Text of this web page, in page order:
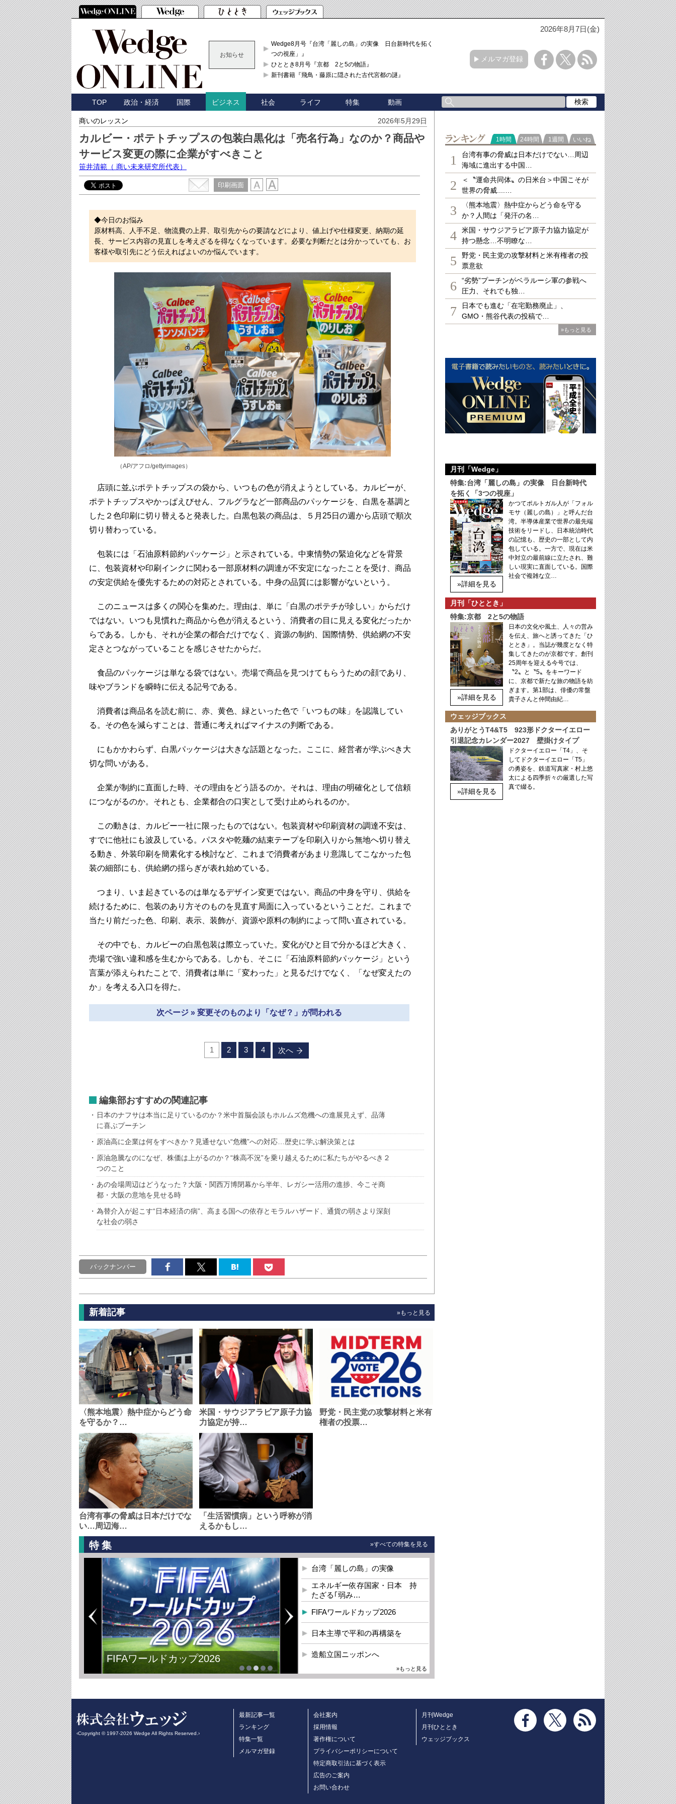
2026年8月7日(金)
お知らせ
Wedge8月号『台湾「麗しの島」の実像 日台新時代を拓く「3
つの視座」』
ひととき8月号『京都 2と5の物語』
新刊書籍『飛鳥・藤原に隠された古代宮都の謎』
メルマガ登録
TOP 政治・経済 国際 ビジネス 社会 ライフ 特集 動画
商いのレッスン 2026年5月29日
カルビー・ポテトチップスの包装白黒化は「売名行為」なのか？商品や
サービス変更の際に企業がすべきこと
笹井清範 （ 商い未来研究所代表）
印刷画面
◆今日のお悩み
原材料高、人手不足、物流費の上昇、取引先からの要請などにより、値上げや仕様変更、納期の延
長、サービス内容の見直しを考えざるを得なくなっています。必要な判断だとは分かっていても、お
客様や取引先にどう伝えればよいのか悩んでいます。
（AP/アフロ/gettyimages）
店頭に並ぶポテトチップスの袋から、いつもの色が消えようとしている。カルビーが、
ポテトチップスやかっぱえびせん、フルグラなど一部商品のパッケージを、白黒を基調と
した２色印刷に切り替えると発表した。白黒包装の商品は、５月25日の週から店頭で順次
切り替わっている。
包装には「石油原料節約パッケージ」と示されている。中東情勢の緊迫化などを背景
に、包装資材や印刷インクに関わる一部原材料の調達が不安定になったことを受け、商品
の安定供給を優先するための対応とされている。中身の品質には影響がないという。
このニュースは多くの関心を集めた。理由は、単に「白黒のポテチが珍しい」からだけ
ではない。いつも見慣れた商品から色が消えるという、消費者の目に見える変化だったか
らである。しかも、それが企業の都合だけでなく、資源の制約、国際情勢、供給網の不安
定さとつながっていることを感じさせたからだ。
食品のパッケージは単なる袋ではない。売場で商品を見つけてもらうための顔であり、
味やブランドを瞬時に伝える記号である。
消費者は商品名を読む前に、赤、黄色、緑といった色で「いつもの味」を認識してい
る。その色を減らすことは、普通に考えればマイナスの判断である。
にもかかわらず、白黒パッケージは大きな話題となった。ここに、経営者が学ぶべき大
切な問いがある。
企業が制約に直面した時、その理由をどう語るのか。それは、理由の明確化として信頼
につながるのか。それとも、企業都合の口実として受け止められるのか。
この動きは、カルビー一社に限ったものではない。包装資材や印刷資材の調達不安は、
すでに他社にも波及している。パスタや乾麺の結束テープを印刷入りから無地へ切り替え
る動き、外装印刷を簡素化する検討など、これまで消費者があまり意識してこなかった包
装の細部にも、供給網の揺らぎが表れ始めている。
つまり、いま起きているのは単なるデザイン変更ではない。商品の中身を守り、供給を
続けるために、包装のあり方そのものを見直す局面に入っているということだ。これまで
当たり前だった色、印刷、表示、装飾が、資源や原料の制約によって問い直されている。
その中でも、カルビーの白黒包装は際立っていた。変化がひと目で分かるほど大きく、
売場で強い違和感を生むからである。しかも、そこに「石油原料節約パッケージ」という
言葉が添えられたことで、消費者は単に「変わった」と見るだけでなく、「なぜ変えたの
か」を考える入口を得た。
次ページ » 変更そのものより「なぜ？」が問われる
1 2 3 4 次へ
編集部おすすめの関連記事
日本のナフサは本当に足りているのか？米中首脳会談もホルムズ危機への進展見えず、品薄
に喜ぶプーチン
原油高に企業は何をすべきか？見通せない“危機”への対応…歴史に学ぶ解決策とは
原油急騰なのになぜ、株価は上がるのか？“株高不況”を乗り越えるために私たちがやるべき２
つのこと
あの会場周辺はどうなった？大阪・関西万博閉幕から半年、レガシー活用の進捗、今こそ商
都・大阪の意地を見せる時
為替介入が起こす“日本経済の病”、高まる国への依存とモラルハザード、通貨の弱さより深刻
な社会の弱さ
バックナンバー
新着記事 »もっと見る
〈熊本地震〉熱中症からどう命
を守るか？…
米国・サウジアラビア原子力協
力協定が持…
野党・民主党の攻撃材料と米有
権者の投票…
台湾有事の脅威は日本だけでな
い…周辺海…
「生活習慣病」という呼称が消
えるかもし…
特集 »すべての特集を見る
FIFAワールドカップ2026
台湾「麗しの島」の実像
エネルギー依存国家・日本 持
たざる｢弱み…
FIFAワールドカップ2026
日本主導で平和の再構築を
造船立国ニッポンへ
»もっと見る
ランキング
1時間 24時間 1週間 いいね
1
台湾有事の脅威は日本だけでない…周辺
海域に進出する中国…
2
＜〝運命共同体〟の日米台＞中国こそが
世界の脅威....…
3
〈熊本地震〉熱中症からどう命を守る
か？人間は「発汗の名…
4
米国・サウジアラビア原子力協力協定が
持つ懸念…不明瞭な…
5
野党・民主党の攻撃材料と米有権者の投
票意欲
6
“劣勢”プーチンがベラルーシ軍の参戦へ
圧力、それでも独…
7
日本でも進む「在宅勤務廃止」、
GMO・熊谷代表の投稿で…
»もっと見る
月刊「Wedge」
特集:台湾「麗しの島」の実像 日台新時代
を拓く「3つの視座」
»詳細を見る
かつてポルトガル人が「フォル
モサ（麗しの島）」と呼んだ台
湾。半導体産業で世界の最先端
技術をリードし、日本統治時代
の記憶も、歴史の一部として内
包している。一方で、現在は米
中対立の最前線に立たされ、難
しい現実に直面している。国際
社会で複雑な立…
月刊「ひととき」
特集:京都 2と5の物語
»詳細を見る
日本の文化や風土、人々の営み
を伝え、旅へと誘ってきた「ひ
ととき」。当誌が幾度となく特
集してきたのが京都です。創刊
25周年を迎える今号では、
〝2〟と〝5〟をキーワード
に、京都で新たな旅の物語を紡
ぎます。第1部は、俳優の常盤
貴子さんと仲間由紀…
ウェッジブックス
ありがとうT4&T5 923形ドクターイエロー
引退記念カレンダー2027 壁掛けタイプ
»詳細を見る
ドクターイエロー「T4」、そ
してドクターイエロー「T5」
の勇姿を、鉄道写真家・村上悠
太による四季折々の厳選した写
真で綴る。
‹Copyright © 1997-2026 Wedge All Rights Reserved.›
最新記事一覧
ランキング
特集一覧
メルマガ登録
会社案内
採用情報
著作権について
プライバシーポリシーについて
特定商取引法に基づく表示
広告のご案内
お問い合わせ
月刊Wedge
月刊ひととき
ウェッジブックス